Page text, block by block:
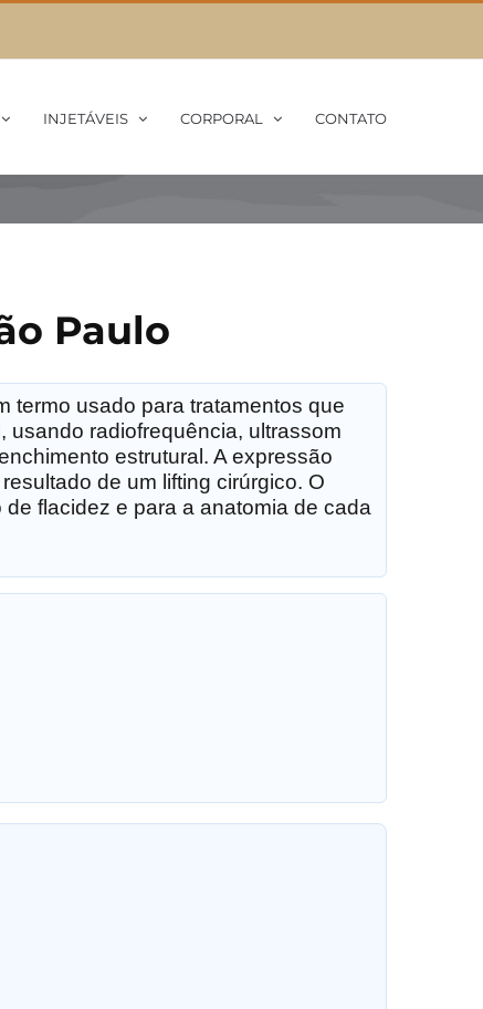
INJETÁVEIS CORPORAL CONTATO
Paulo
termo usado para tratamentos que
usando radiofrequência, ultrassom
estrutural. A expressão
de um lifting cirúrgico. O
flacidez e para a anatomia de cada